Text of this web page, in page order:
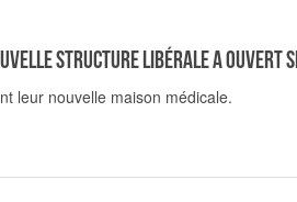
structure libérale a ouvert
leur nouvelle maison médicale.